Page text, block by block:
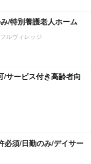
/特別養護老人ホーム
ルヴィレッジ
/サービス付き高齢者向
必須/日勤のみ/デイサー